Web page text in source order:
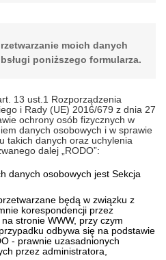
moich danych
poniższego formularza.
13 ust.1 Rozporządzenia
i Rady (UE) 2016/679 z dnia 27
ochrony osób fizycznych w
danych osobowych i w sprawie
takich danych oraz uchylenia
dalej „RODO”:
danych osobowych jest Sekcja
będą w związku z
korespondencji przez
stronie WWW, przy czym
odbywa się na podstawie
- prawnie uzasadnionych
przez administratora,